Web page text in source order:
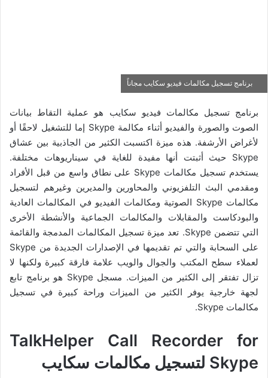
برنامج تسجيل مكالمات فيديو سكايب مجاناً
برنامج تسجيل مكالمات فيديو سكايب هو عملية التقاط بيانات
الصوت والصورة والفيديو أثناء مكالمة Skype إما للتشغيل لاحقًا أو
لأغراض الأرشفة. هذه ميزة اكتسبت الكثير من الجاذبية بين عشاق
Skype حيث أثبتت أنها مفيدة للغاية في سيناريوهات مختلفة.
يستخدم تسجيل مكالمات Skype على نطاق واسع من قبل الأفراد
ومقدمي البث التلفزيوني والمحاورين والمديرين وغيرهم لتسجيل
مكالمات Skype الصوتية ومكالمات الفيديو في المكالمات العادية
والبودكاست والمقابلات والمكالمات الجماعية والأنشطة الأخرى
التي تتضمن Skype. تعد ميزة تسجيل المكالمات المدمجة والقائمة
على السحابة والتي تم تقديمها في الإصدارات الجديدة من Skype
لعملاء سطح المكتب والجوال والويب علامة فارقة كبيرة ولكنها لا
تزال تفتقر إلى الكثير من الميزات. مسجل Skype هو برنامج تابع
لجهة خارجية يوفر الكثير من الميزات وراحة كبيرة في تسجيل
مكالمات Skype.
TalkHelper Call Recorder for
Skype لتسجيل مكالمات سكايب